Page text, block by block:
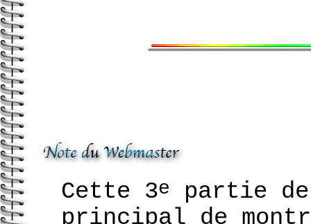
Cette 3e
partie
principal de